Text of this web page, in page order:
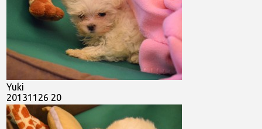
Yuki
20131126 20